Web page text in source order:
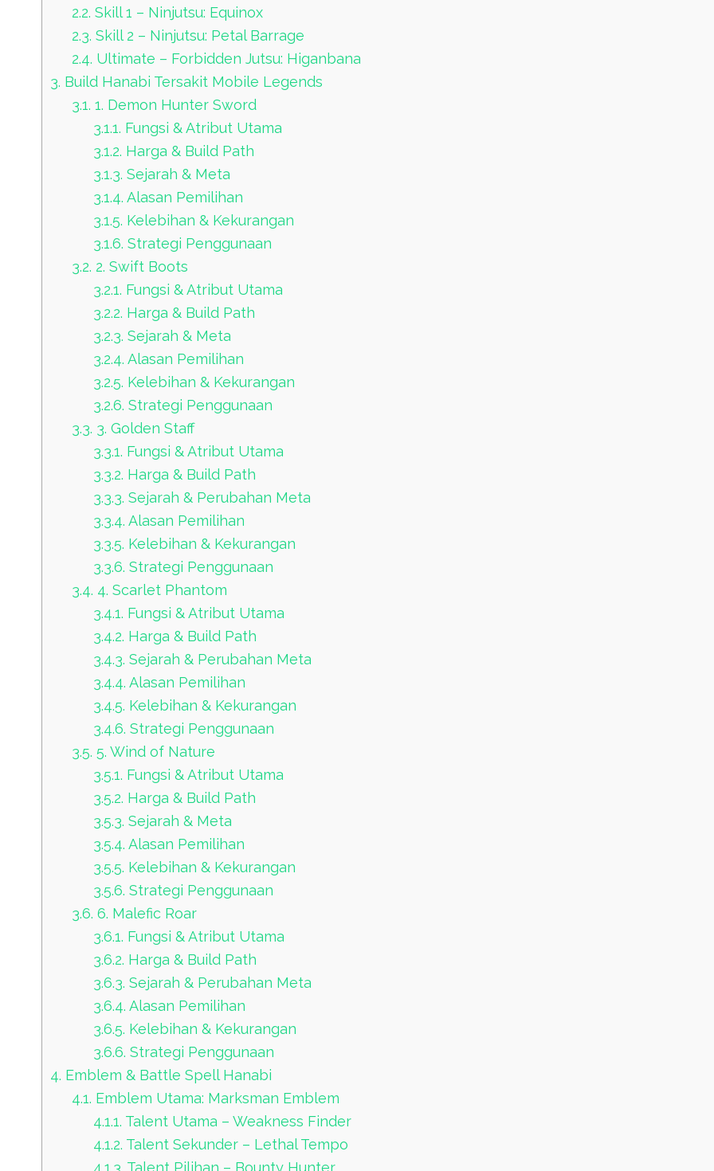
2.2. Skill 1 – Ninjutsu: Equinox
2.3. Skill 2 – Ninjutsu: Petal Barrage
2.4. Ultimate – Forbidden Jutsu: Higanbana
3. Build Hanabi Tersakit Mobile Legends
3.1. 1. Demon Hunter Sword
3.1.1. Fungsi & Atribut Utama
3.1.2. Harga & Build Path
3.1.3. Sejarah & Meta
3.1.4. Alasan Pemilihan
3.1.5. Kelebihan & Kekurangan
3.1.6. Strategi Penggunaan
3.2. 2. Swift Boots
3.2.1. Fungsi & Atribut Utama
3.2.2. Harga & Build Path
3.2.3. Sejarah & Meta
3.2.4. Alasan Pemilihan
3.2.5. Kelebihan & Kekurangan
3.2.6. Strategi Penggunaan
3.3. 3. Golden Staff
3.3.1. Fungsi & Atribut Utama
3.3.2. Harga & Build Path
3.3.3. Sejarah & Perubahan Meta
3.3.4. Alasan Pemilihan
3.3.5. Kelebihan & Kekurangan
3.3.6. Strategi Penggunaan
3.4. 4. Scarlet Phantom
3.4.1. Fungsi & Atribut Utama
3.4.2. Harga & Build Path
3.4.3. Sejarah & Perubahan Meta
3.4.4. Alasan Pemilihan
3.4.5. Kelebihan & Kekurangan
3.4.6. Strategi Penggunaan
3.5. 5. Wind of Nature
3.5.1. Fungsi & Atribut Utama
3.5.2. Harga & Build Path
3.5.3. Sejarah & Meta
3.5.4. Alasan Pemilihan
3.5.5. Kelebihan & Kekurangan
3.5.6. Strategi Penggunaan
3.6. 6. Malefic Roar
3.6.1. Fungsi & Atribut Utama
3.6.2. Harga & Build Path
3.6.3. Sejarah & Perubahan Meta
3.6.4. Alasan Pemilihan
3.6.5. Kelebihan & Kekurangan
3.6.6. Strategi Penggunaan
4. Emblem & Battle Spell Hanabi
4.1. Emblem Utama: Marksman Emblem
4.1.1. Talent Utama – Weakness Finder
4.1.2. Talent Sekunder – Lethal Tempo